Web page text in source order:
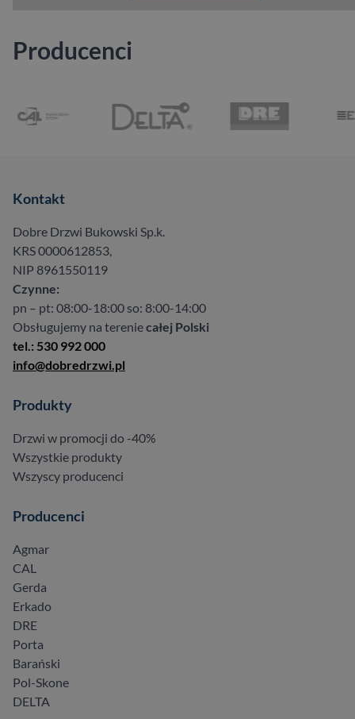
Producenci
Kontakt
Dobre Drzwi Bukowski Sp.k.
KRS 0000612853,
NIP 8961550119
Czynne:
pn – pt: 08:00-18:00 so: 8:00-14:00
Obsługujemy na tereniecałej Polski
tel.: 530 992 000
info@dobredrzwi.pl
Produkty
Drzwi w promocji do -40%
Wszystkie produkty
Wszyscy producenci
Producenci
Agmar
CAL
Gerda
Erkado
DRE
Porta
Barański
Pol-Skone
DELTA